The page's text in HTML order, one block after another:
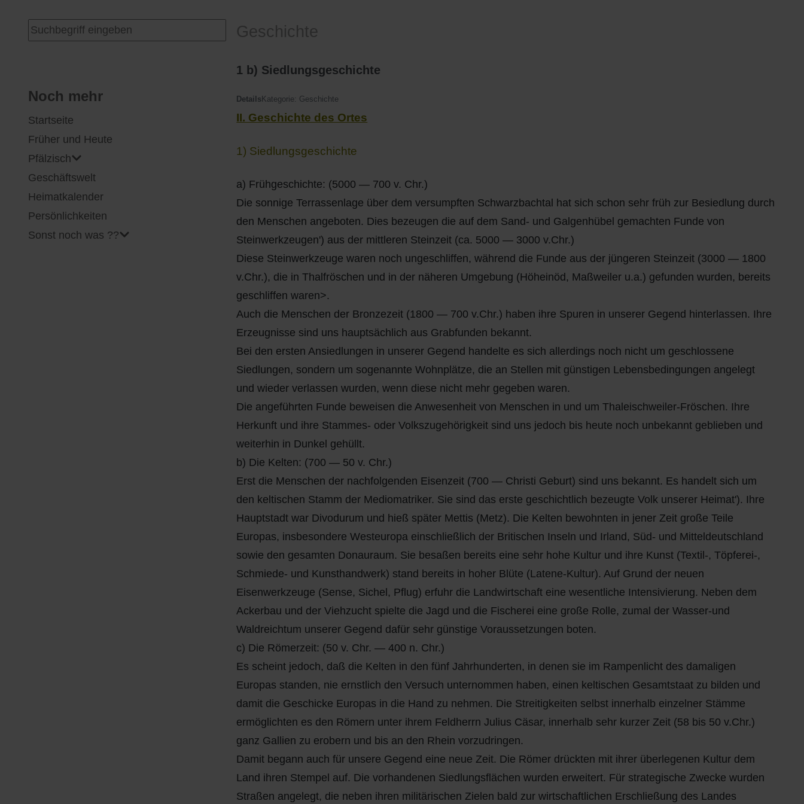
Suchen ...
Noch mehr
Startseite
Früher und Heute
Pfälzisch
Geschäftswelt
Heimatkalender
Persönlichkeiten
Sonst noch was ??
Geschichte
1 b) Siedlungsgeschichte
Details Kategorie: Geschichte
II. Geschichte des Ortes
1) Siedlungsgeschichte
a) Frühgeschichte: (5000 — 700 v. Chr.)
Die sonnige Terrassenlage über dem versumpften Schwarzbachtal hat sich schon sehr früh zur Besiedlung durch
den Menschen angeboten. Dies bezeugen die auf dem Sand- und Galgenhübel gemachten Funde von
Steinwerkzeugen') aus der mittleren Steinzeit (ca. 5000 — 3000 v.Chr.)
Diese Steinwerkzeuge waren noch ungeschliffen, während die Funde aus der jüngeren Steinzeit (3000 — 1800
v.Chr.), die in Thalfröschen und in der näheren Umgebung (Höheinöd, Maßweiler u.a.) gefunden wurden, bereits
geschliffen waren>.
Auch die Menschen der Bronzezeit (1800 — 700 v.Chr.) haben ihre Spuren in unserer Gegend hinterlassen. Ihre
Erzeugnisse sind uns hauptsächlich aus Grabfunden bekannt.
Bei den ersten Ansiedlungen in unserer Gegend handelte es sich allerdings noch nicht um geschlossene
Siedlungen, sondern um sogenannte Wohnplätze, die an Stellen mit günstigen Lebensbedingungen angelegt
und wieder verlassen wurden, wenn diese nicht mehr gegeben waren.
Die angeführten Funde beweisen die Anwesenheit von Menschen in und um Thaleischweiler-Fröschen. Ihre
Herkunft und ihre Stammes- oder Volkszugehörigkeit sind uns jedoch bis heute noch unbekannt geblieben und
weiterhin in Dunkel gehüllt.
b) Die Kelten: (700 — 50 v. Chr.)
Erst die Menschen der nachfolgenden Eisenzeit (700 — Christi Geburt) sind uns bekannt. Es handelt sich um
den keltischen Stamm der Mediomatriker. Sie sind das erste geschichtlich bezeugte Volk unserer Heimat'). Ihre
Hauptstadt war Divodurum und hieß später Mettis (Metz). Die Kelten bewohnten in jener Zeit große Teile
Europas, insbesondere Westeuropa einschließlich der Britischen Inseln und Irland, Süd- und Mitteldeutschland
sowie den gesamten Donauraum. Sie besaßen bereits eine sehr hohe Kultur und ihre Kunst (Textil-, Töpferei-,
Schmiede- und Kunsthandwerk) stand bereits in hoher Blüte (Latene-Kultur). Auf Grund der neuen
Eisenwerkzeuge (Sense, Sichel, Pflug) erfuhr die Landwirtschaft eine wesentliche Intensivierung. Neben dem
Ackerbau und der Viehzucht spielte die Jagd und die Fischerei eine große Rolle, zumal der Wasser-und
Waldreichtum unserer Gegend dafür sehr günstige Voraussetzungen boten.
c) Die Römerzeit: (50 v. Chr. — 400 n. Chr.)
Es scheint jedoch, daß die Kelten in den fünf Jahrhunderten, in denen sie im Rampenlicht des damaligen
Europas standen, nie ernstlich den Versuch unternommen haben, einen keltischen Gesamtstaat zu bilden und
damit die Geschicke Europas in die Hand zu nehmen. Die Streitigkeiten selbst innerhalb einzelner Stämme
ermöglichten es den Römern unter ihrem Feldherrn Julius Cäsar, innerhalb sehr kurzer Zeit (58 bis 50 v.Chr.)
ganz Gallien zu erobern und bis an den Rhein vorzudringen.
Damit begann auch für unsere Gegend eine neue Zeit. Die Römer drückten mit ihrer überlegenen Kultur dem
Land ihren Stempel auf. Die vorhandenen Siedlungsflächen wurden erweitert. Für strategische Zwecke wurden
Straßen angelegt, die neben ihren militärischen Zielen bald zur wirtschaftlichen Erschließung des Landes
O - Ö
Feuerwehr
Geschichte
Literatur
Ortseingang